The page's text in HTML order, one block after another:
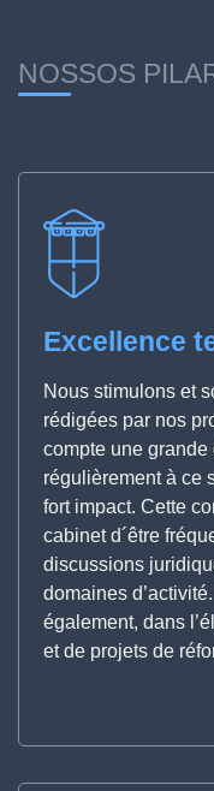
NOSSOS
Excellence
Nous stimulons et
rédigées par nos
compte une
régulièrement à ce
fort impact. Cette
cabinet d´être
discussions
domaines
également, dans
et de projets de